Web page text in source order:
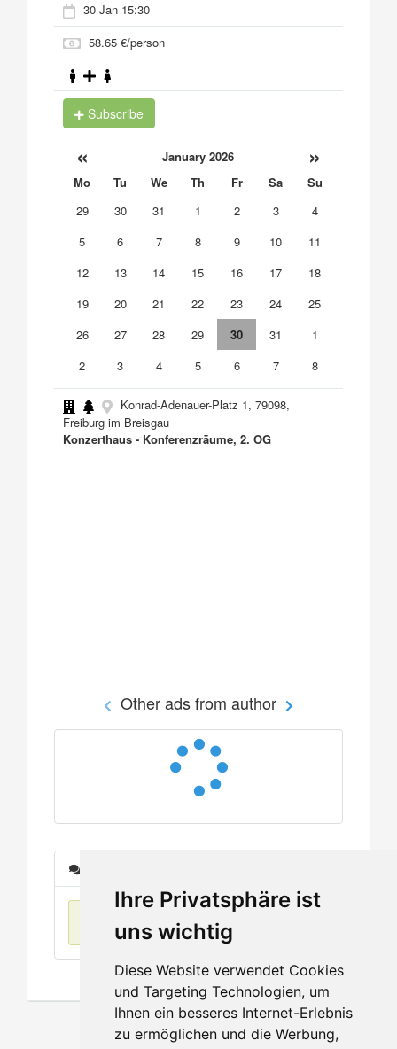
Ihre Privatsphäre ist
uns wichtig
Diese Website verwendet Cookies
und Targeting Technologien, um
Ihnen ein besseres Internet-Erlebnis
zu ermöglichen und die Werbung,
30 Jan 15:30
58.65 €/person
Subscribe
« January 2026 »
Mo Tu We Th Fr Sa
Su
29
30 31 1 2 3
4
5
6 7 8 9 10
11
12
13 14 15 16 17
18
19
20 21 22 23 24
25
26
27 28 29 30 31
1
2
3 4 5 6 7 8
Konrad-Adenauer-Platz 1, 79098,
Freiburg im Breisgau
Konzerthaus - Konferenzräume, 2. OG
Other ads from author
No items found